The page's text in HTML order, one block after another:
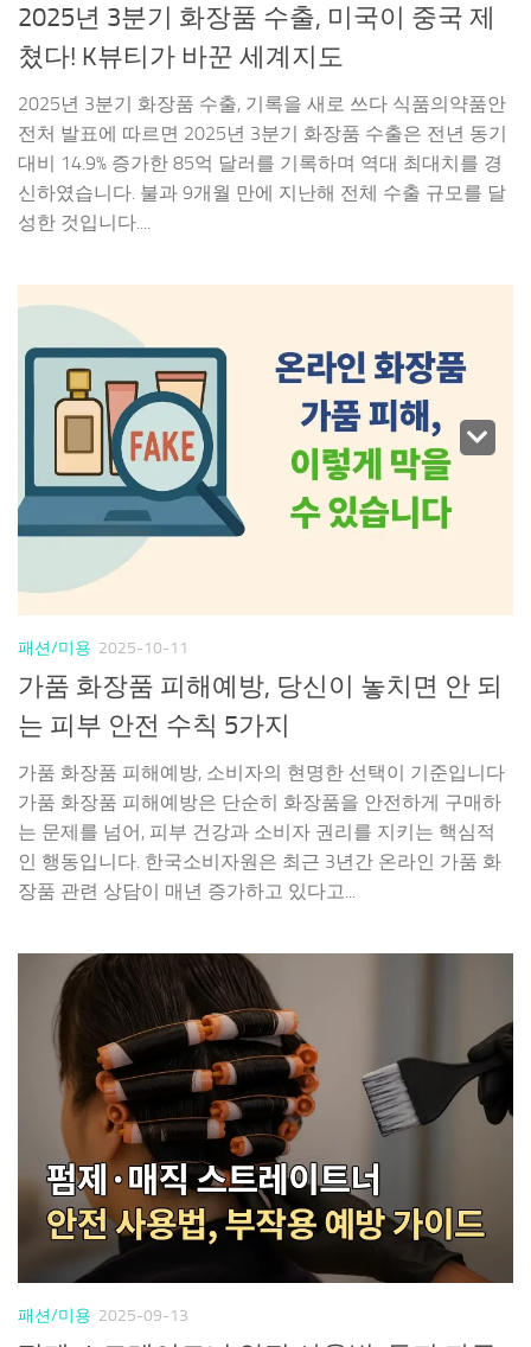
2025년 3분기 화장품 수출, 미국이 중국 제
쳤다! K뷰티가 바꾼 세계지도
2025년 3분기 화장품 수출, 기록을 새로 쓰다 식품의약품안
전처 발표에 따르면 2025년 3분기 화장품 수출은 전년 동기
대비 14.9% 증가한 85억 달러를 기록하며 역대 최대치를 경
신하였습니다. 불과 9개월 만에 지난해 전체 수출 규모를 달
성한 것입니다....
패션/미용 2025-10-11
가품 화장품 피해예방, 당신이 놓치면 안 되
는 피부 안전 수칙 5가지
가품 화장품 피해예방, 소비자의 현명한 선택이 기준입니다
가품 화장품 피해예방은 단순히 화장품을 안전하게 구매하
는 문제를 넘어, 피부 건강과 소비자 권리를 지키는 핵심적
인 행동입니다. 한국소비자원은 최근 3년간 온라인 가품 화
장품 관련 상담이 매년 증가하고 있다고...
패션/미용 2025-09-13